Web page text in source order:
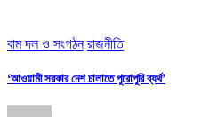
বাম দল ও সংগঠন রাজনীতি
‘আওয়ামী সরকার দেশ চালাতে পুরোপুরি ব্যর্থ’